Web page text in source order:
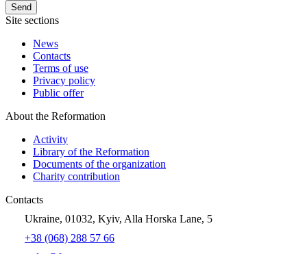
Site sections
News
Contacts
Terms of use
Privacy policy
Public offer
About the Reformation
Activity
Library of the Reformation
Documents of the organization
Charity contribution
Contacts
Ukraine, 01032, Kyiv, Alla Horska Lane, 5
+38 (068) 288 57 66